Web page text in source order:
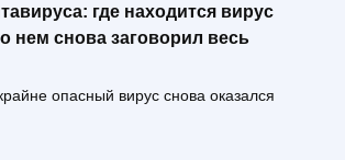
где находится вирус
нем снова заговорил весь
опасный вирус снова оказался